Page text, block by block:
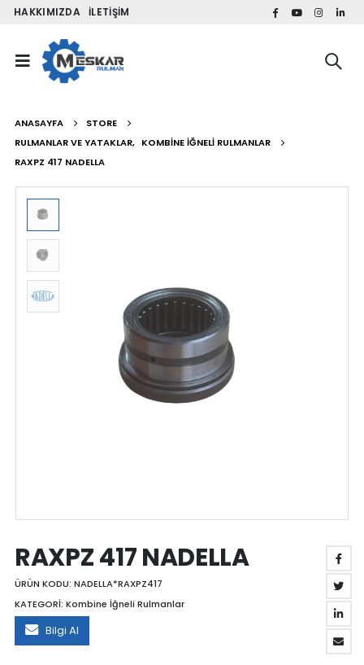
HAKKIMIZDA İLETIŞIM
ANASAYFA
STORE
RULMANLAR VE YATAKLAR, KOMBINE İĞNELI RULMANLAR
RAXPZ 417 NADELLA
RAXPZ 417 NADELLA
ÜRÜN KODU: NADELLA*RAXPZ417
KATEGORİ: Kombine İğneli Rulmanlar
Bilgi Al